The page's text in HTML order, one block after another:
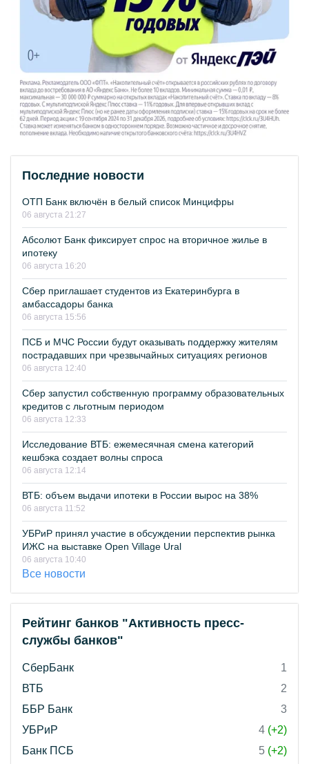
Последние новости
ОТП Банк включён в белый список Минцифры
06 августа 21:27
Абсолют Банк фиксирует спрос на вторичное жилье в
ипотеку
06 августа 16:20
Сбер приглашает студентов из Екатеринбурга в
амбассадоры банка
06 августа 15:56
ПСБ и МЧС России будут оказывать поддержку жителям
пострадавших при чрезвычайных ситуациях регионов
06 августа 12:40
Сбер запустил собственную программу образовательных
кредитов с льготным периодом
06 августа 12:33
Исследование ВТБ: ежемесячная смена категорий
кешбэка создает волны спроса
06 августа 12:14
ВТБ: объем выдачи ипотеки в России вырос на 38%
06 августа 11:52
УБРиР принял участие в обсуждении перспектив рынка
ИЖС на выставке Open Village Ural
06 августа 10:40
Все новости
Рейтинг банков "Активность пресс-
службы банков"
СберБанк
1
ВТБ
2
ББР Банк
3
УБРиР
4 (+2)
Банк ПСБ
5 (+2)